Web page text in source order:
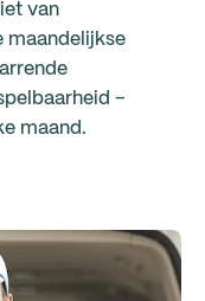
van
maandelijkse
–
maand.